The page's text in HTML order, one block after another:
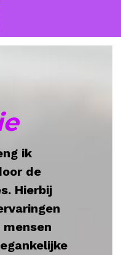
ik
de
Hierbij